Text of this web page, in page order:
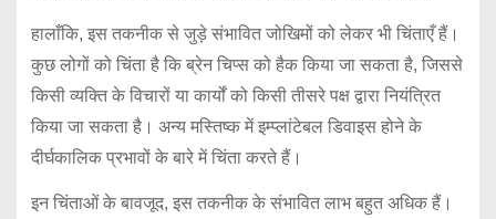
हालाँकि, इस तकनीक से जुड़े संभावित जोखिमों को लेकर भी चिंताएँ हैं।
कुछ लोगों को चिंता है कि ब्रेन चिप्स को हैक किया जा सकता है, जिससे
किसी व्यक्ति के विचारों या कार्यों को किसी तीसरे पक्ष द्वारा नियंत्रित
किया जा सकता है। अन्य मस्तिष्क में इम्प्लांटेबल डिवाइस होने के
दीर्घकालिक प्रभावों के बारे में चिंता करते हैं।
इन चिंताओं के बावजूद, इस तकनीक के संभावित लाभ बहुत अधिक हैं।